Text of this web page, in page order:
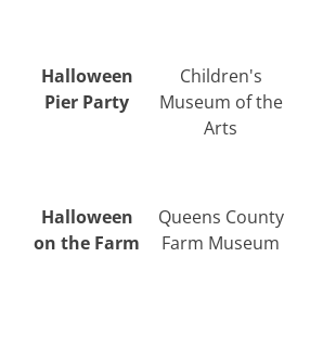
Halloween
Pier Party
Children's
Museum of the
Arts
Halloween
on the Farm
Queens County
Farm Museum